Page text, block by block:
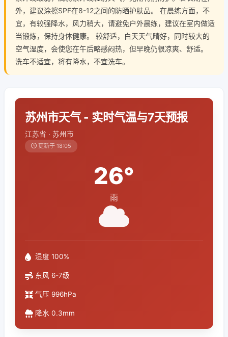
外，建议涂擦SPF在8-12之间的防晒护肤品。 在晨练方面，不
宜，有较强降水，风力稍大，请避免户外晨练，建议在室内做适
当锻炼，保持身体健康。 较舒适，白天天气晴好，同时较大的
空气湿度，会使您在午后略感闷热，但早晚仍很凉爽、舒适。
洗车不适宜，将有降水，不宜洗车。
苏州市天气 - 实时气温与7天预报
江苏省 · 苏州市
更新于 18:05
26°
雨
湿度 100%
东风 6-7级
气压 996hPa
降水 0.3mm